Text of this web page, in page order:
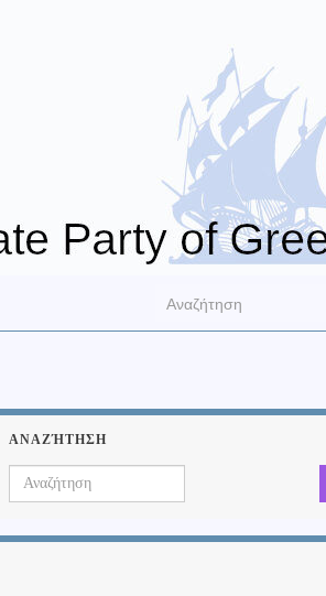
Search for:
ΑΝΑΖΉΤΗΣΗ
Search for: